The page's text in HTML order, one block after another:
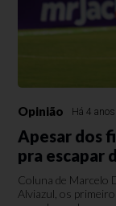
Opinião Há 4 anos
Apesar dos
pra escapar
Coluna de Marcelo
Alviazul, os